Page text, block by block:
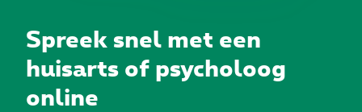
Spreek snel met een
huisarts of psycholoog
online